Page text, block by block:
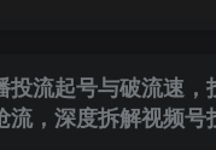
投流起号与破流速，
流，深度拆解视频号